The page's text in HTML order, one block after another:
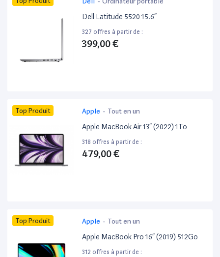
Dell Latitude 5520 15.6”
327 offres à partir de :
399,00 €
Top Produit Apple - Tout en un
Apple MacBook Air 13” (2022) 1To
318 offres à partir de :
479,00 €
Top Produit Apple - Tout en un
Apple MacBook Pro 16” (2019) 512Go
312 offres à partir de :